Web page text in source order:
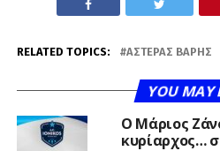
RELATED TOPICS: ΑΣΤΈΡΑΣ ΒΆΡΗΣ
YOU MAY
Ο Μάριος
κυρίαρχος…